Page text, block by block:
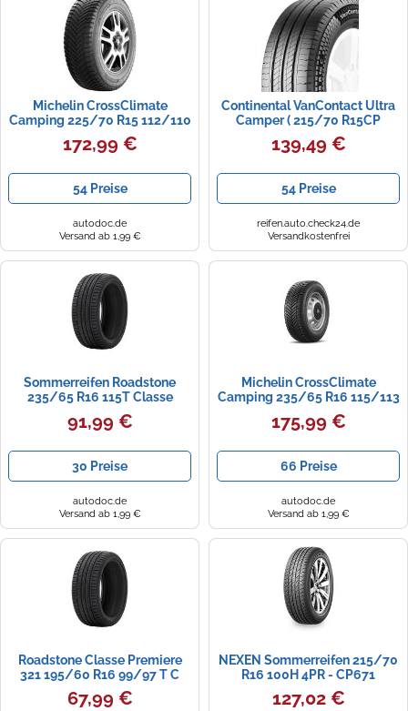
Zündkerzen
Ölfilter
Navi Taschen
Navi-Zubehör
Navigationsgeräte
Navigationssoftware
Powercaps
Winterreifen
Michelin CrossClimate
Camping 225/70 R15 112/110
172,99 €
54 Preise
autodoc.de
Versand ab 1,99 €
Continental VanContact Ultra
Camper ( 215/70 R15CP
109/107R 8PR EVc )
139,49 €
54 Preise
reifen.auto.check24.de
Versandkostenfrei
Sommerreifen Roadstone
235/65 R16 115T Classe
Premiere CP-321 | 051133
91,99 €
30 Preise
autodoc.de
Versand ab 1,99 €
Michelin CrossClimate
Camping 235/65 R16 115/113
175,99 €
66 Preise
autodoc.de
Versand ab 1,99 €
Roadstone Classe Premiere
321 195/60 R16 99/97 T C
67,99 €
NEXEN Sommerreifen 215/70
R16 100H 4PR - CP671
17393nxk
127,02 €